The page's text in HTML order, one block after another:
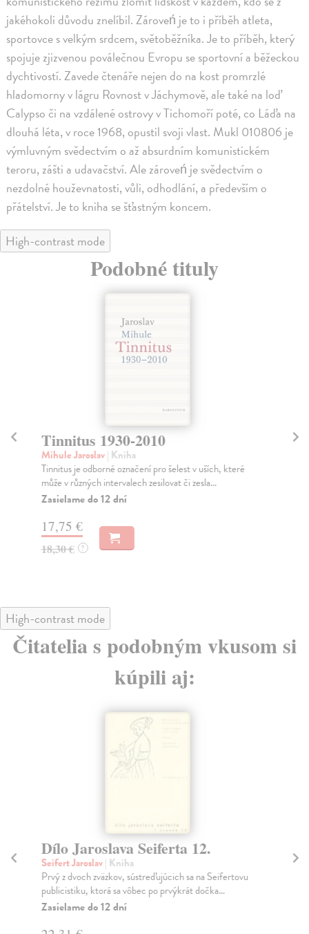
jakéhokoli důvodu znelíbil. Zároveń je to i příběh atleta,
sportovce s velkým srdcem, světoběžníka. Je to příběh, který
spojuje zjizvenou poválečnou Evropu se sportovní a běžeckou
dychtivostí. Zavede čtenáře nejen do na kost promrzlé
hladomorny v lágru Rovnost v Jáchymově, ale také na loď
Calypso či na vzdálené ostrovy v Tichomoří poté, co Láďa na
dlouhá léta, v roce 1968, opustil svoji vlast. Mukl 010806 je
výmluvným svědectvím o až absurdním komunistickém
teroru, zášti a udavačství. Ale zároveń je svědectvím o
nezdolné houževnatosti, vůli, odhodlání, a především o
přátelství. Je to kniha se šťastným koncem.
High-contrast mode
Podobné tituly
Tinnitus 1930-2010
Mihule Jaroslav| Kniha
Tinnitus je odborné označení pro šelest v uších, které
může v různých intervalech zesilovat či zesla...
Zasielame do 12 dní
17,75 €
18,30 € ?
High-contrast mode
Čitatelia s podobným vkusom si
kúpili aj:
Dílo Jaroslava Seiferta 12.
Seifert Jaroslav| Kniha
Prvý z dvoch zväzkov, sústreďujúcich sa na Seifertovu
publicistiku, ktorá sa vôbec po prvýkrát dočka...
Zasielame do 12 dní